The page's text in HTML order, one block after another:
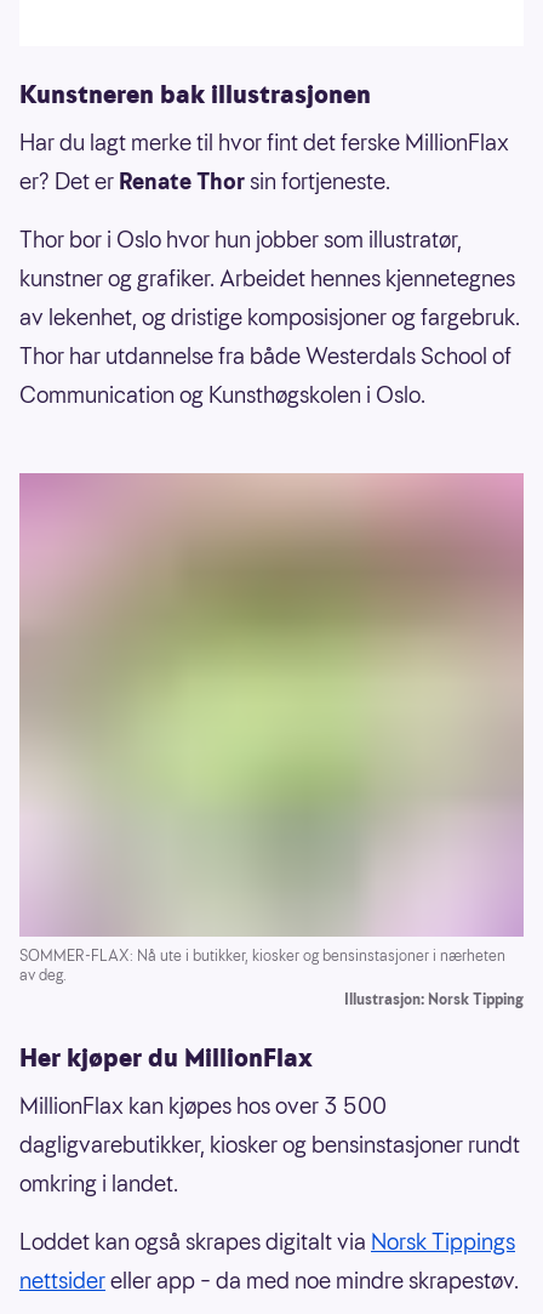
Kunstneren bak illustrasjonen
Har du lagt merke til hvor fint det ferske MillionFlax
er? Det er Renate Thor sin fortjeneste.
Thor bor i Oslo hvor hun jobber som illustratør,
kunstner og grafiker. Arbeidet hennes kjennetegnes
av lekenhet, og dristige komposisjoner og fargebruk.
Thor har utdannelse fra både Westerdals School of
Communication og Kunsthøgskolen i Oslo.
SOMMER-FLAX: Nå ute i butikker, kiosker og bensinstasjoner i nærheten
av deg.
Illustrasjon: Norsk Tipping
Her kjøper du MillionFlax
MillionFlax kan kjøpes hos over 3 500
dagligvarebutikker, kiosker og bensinstasjoner rundt
omkring i landet.
Loddet kan også skrapes digitalt via Norsk Tippings
nettsidereller app – da med noe mindre skrapestøv.